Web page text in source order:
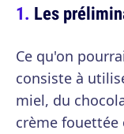
Les
Ce qu'on
consiste à
miel, du
crème fouettée